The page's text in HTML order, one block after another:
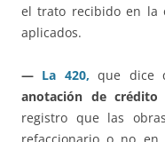
el trato recibido en la
aplicados.
— La 420, que dice
anotación de crédito
registro que las